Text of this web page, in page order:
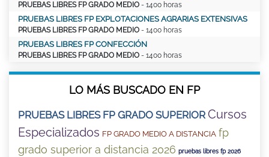
PRUEBAS LIBRES FP GRADO MEDIO - 1400 horas
PRUEBAS LIBRES FP EXPLOTACIONES AGRARIAS EXTENSIVAS
PRUEBAS LIBRES FP GRADO MEDIO - 1400 horas
PRUEBAS LIBRES FP CONFECCIÓN
PRUEBAS LIBRES FP GRADO MEDIO - 1400 horas
LO MÁS BUSCADO EN FP
PRUEBAS LIBRES FP GRADO SUPERIOR Cursos
Especializados FP GRADO MEDIO A DISTANCIA fp
grado superior a distancia 2026 pruebas libres fp 2026